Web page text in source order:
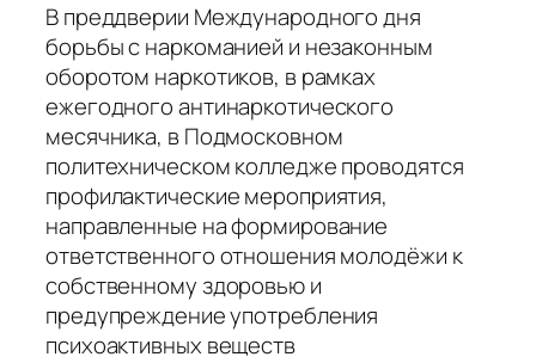
В преддверии Международного дня
борьбы с наркоманией и незаконным
оборотом наркотиков, в рамках
ежегодного антинаркотического
месячника, в Подмосковном
политехническом колледже проводятся
профилактические мероприятия,
направленные на формирование
ответственного отношения молодёжи к
собственному здоровью и
предупреждение употребления
психоактивных веществ